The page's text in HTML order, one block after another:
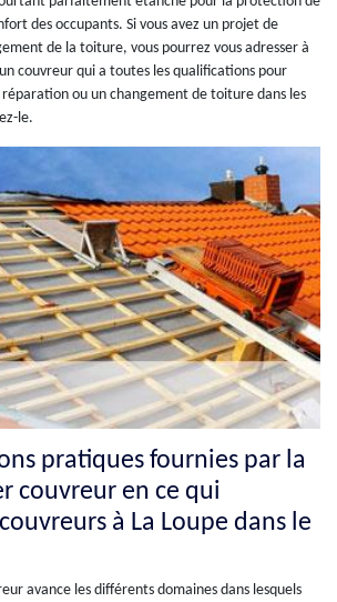
des occupants. Si vous avez un projet de
de la toiture, vous pourrez vous adresser à
couvreur qui a toutes les qualifications pour
ou un changement de toiture dans les
le.
pratiques fournies par la
couvreur en ce qui
à La Loupe dans le
avance les différents domaines dans lesquels